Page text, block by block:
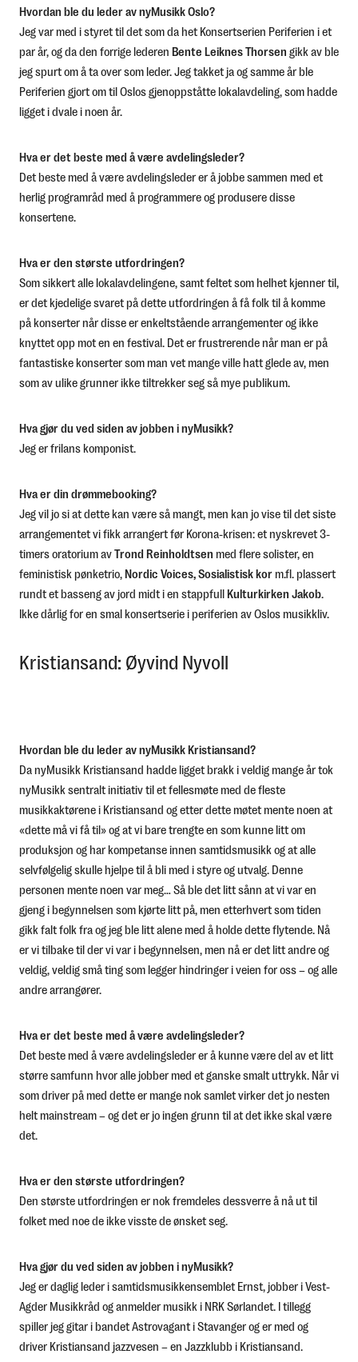
Hvordan ble du leder av nyMusikk Oslo?
Jeg var med i styret til det som da het Konsertserien Periferien i et
par år, og da den forrige lederen Bente Leiknes Thorsen gikk av ble
jeg spurt om å ta over som leder. Jeg takket ja og samme år ble
Periferien gjort om til Oslos gjenoppståtte lokalavdeling, som hadde
ligget i dvale i noen år.
Hva er det beste med å være avdelingsleder?
Det beste med å være avdelingsleder er å jobbe sammen med et
herlig programråd med å programmere og produsere disse
konsertene.
Hva er den største utfordringen?
Som sikkert alle lokalavdelingene, samt feltet som helhet kjenner til,
er det kjedelige svaret på dette utfordringen å få folk til å komme
på konserter når disse er enkeltstående arrangementer og ikke
knyttet opp mot en en festival. Det er frustrerende når man er på
fantastiske konserter som man vet mange ville hatt glede av, men
som av ulike grunner ikke tiltrekker seg så mye publikum.
Hva gjør du ved siden av jobben i nyMusikk?
Jeg er frilans komponist.
Hva er din drømmebooking?
Jeg vil jo si at dette kan være så mangt, men kan jo vise til det siste
arrangementet vi fikk arrangert før Korona-krisen: et nyskrevet 3-
timers oratorium avTrond Reinholdtsen med flere solister, en
feministisk pønketrio,Nordic Voices,Sosialistisk korm.fl. plassert
rundt et basseng av jord midt i en stappfullKulturkirken Jakob.
Ikke dårlig for en smal konsertserie i periferien av Oslos musikkliv.
Kristiansand: Øyvind Nyvoll
Hvordan ble du leder av nyMusikk Kristiansand?
Da nyMusikk Kristiansand hadde ligget brakk i veldig mange år tok
nyMusikk sentralt initiativ til et fellesmøte med de fleste
musikkaktørene i Kristiansand og etter dette møtet mente noen at
«dette må vi få til» og at vi bare trengte en som kunne litt om
produksjon og har kompetanse innen samtidsmusikk og at alle
selvfølgelig skulle hjelpe til å bli med i styre og utvalg. Denne
personen mente noen var meg… Så ble det litt sånn at vi var en
gjeng i begynnelsen som kjørte litt på, men etterhvert som tiden
gikk falt folk fra og jeg ble litt alene med å holde dette flytende. Nå
er vi tilbake til der vi var i begynnelsen, men nå er det litt andre og
veldig, veldig små ting som legger hindringer i veien for oss – og alle
andre arrangører.
Hva er det beste med å være avdelingsleder?
Det beste med å være avdelingsleder er å kunne være del av et litt
større samfunn hvor alle jobber med et ganske smalt uttrykk. Når vi
som driver på med dette er mange nok samlet virker det jo nesten
helt mainstream – og det er jo ingen grunn til at det ikke skal være
det.
Hva er den største utfordringen?
Den største utfordringen er nok fremdeles dessverre å nå ut til
folket med noe de ikke visste de ønsket seg.
Hva gjør du ved siden av jobben i nyMusikk?
Jeg er daglig leder i samtidsmusikkensemblet Ernst, jobber i Vest-
Agder Musikkråd og anmelder musikk i NRK Sørlandet. I tillegg
spiller jeg gitar i bandet Astrovagant i Stavanger og er med og
driver Kristiansand jazzvesen – en Jazzklubb i Kristiansand.